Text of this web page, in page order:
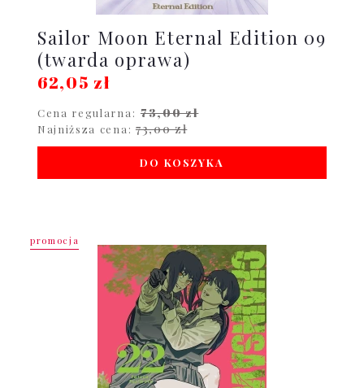
Sailor Moon Eternal Edition 09
(twarda oprawa)
62,05 zł
Cena regularna: 73,00 zł
Najniższa cena: 73,00 zł
DO KOSZYKA
promocja